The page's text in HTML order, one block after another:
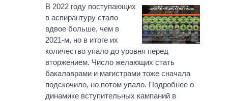
ДАЙДЖЕСТЫ
ВЕРХОВНАЯ РАДА
КАБИНЕТ МИНИСТРОВ
ГЛАВЫ ОБЛАДМИНИСТРАЦИЙ
МЭРЫ
ВСЕ ПЕРСОНЫ
ПОДДЕРЖАТЬ
СРАВНЕНИЕ ПОЛИТИКОВ
В 2022 году поступающих
в аспирантуру стало
вдвое больше, чем в
2021-м, но в итоге их
количество упало до уровня перед
вторжением. Число желающих стать
бакалаврами и магистрами тоже сначала
подскочило, но потом упало. Подробнее о
динамике вступительных кампаний в